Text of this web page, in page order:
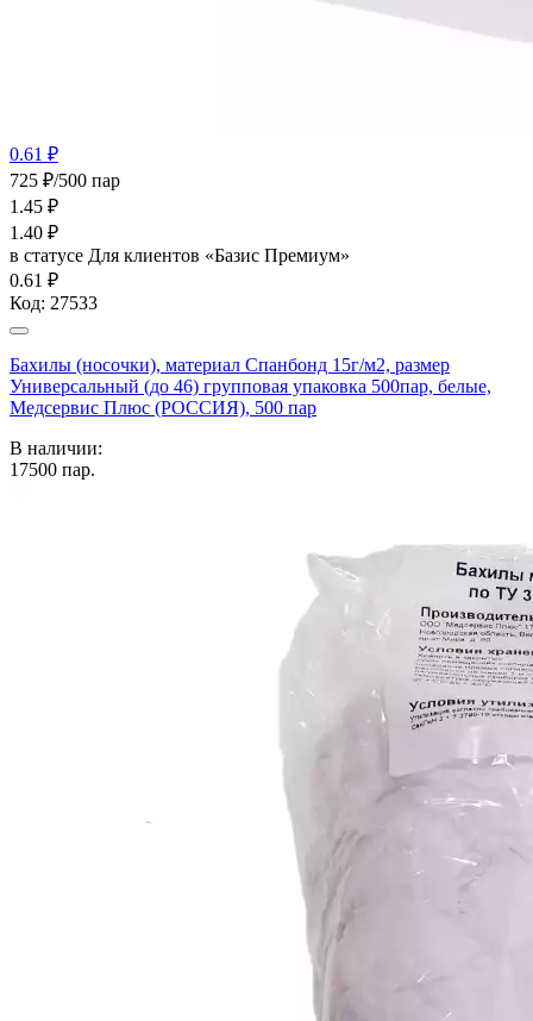
0.61 ₽
725 ₽/500 пар
1.45 ₽
1.40 ₽
в статусе Для клиентов «Базис Премиум»
0.61 ₽
Код: 27533
Бахилы (носочки), материал Спанбонд 15г/м2, размер
Универсальный (до 46) групповая упаковка 500пар, белые,
Медсервис Плюс (РОССИЯ), 500 пар
В наличии:
17500 пар.